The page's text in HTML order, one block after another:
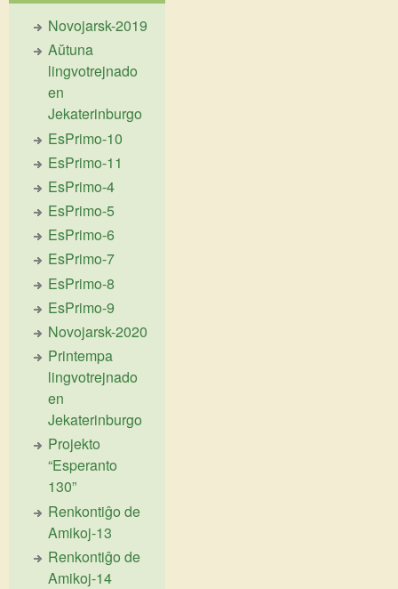
Novojarsk-2019
Aŭtuna
lingvotrejnado
en
Jekaterinburgo
EsPrimo-10
EsPrimo-11
EsPrimo-4
EsPrimo-5
EsPrimo-6
EsPrimo-7
EsPrimo-8
EsPrimo-9
Novojarsk-2020
Printempa
lingvotrejnado
en
Jekaterinburgo
Projekto
“Esperanto
130”
Renkontiĝo de
Amikoj-13
Renkontiĝo de
Amikoj-14